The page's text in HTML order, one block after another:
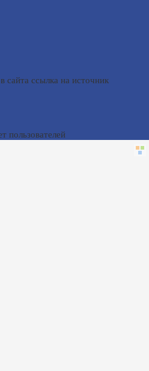
сайта ссылка на источник
пользователей